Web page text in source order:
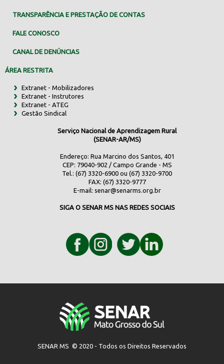
TRANSPARÊNCIA E PRESTAÇÃO DE CONTAS
FALE CONOSCO
CANAL DE DENÚNCIAS
ÁREA RESTRITA
Extranet - Mobilizadores
Extranet - Instrutores
Extranet - ATEG
Gestão Sindical
Serviço Nacional de Aprendizagem Rural
(SENAR-AR/MS)
Endereço: Rua Marcino dos Santos, 401
CEP: 79040-902 / Campo Grande - MS
Tel.: (67) 3320-6900 ou (67) 3320-9700
FAX: (67) 3320-9777
E-mail: senar@senarms.org.br
SIGA O SENAR MS NAS REDES SOCIAIS
SENAR MS © 2020 - Todos os Direitos Reservados